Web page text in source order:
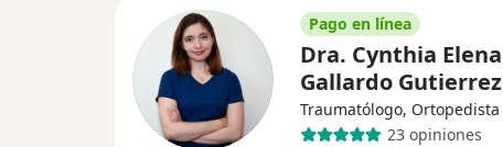
Pago en línea
Dra. Cynthia Elena
Gallardo Gutierrez
Traumatólogo, Ortopedista
23 opiniones